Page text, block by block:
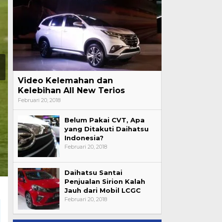
Video Kelemahan dan
Kelebihan All New Terios
Februari 20, 2018
Belum Pakai CVT, Apa
yang Ditakuti Daihatsu
Indonesia?
Februari 20, 2018
Daihatsu Santai
Penjualan Sirion Kalah
Jauh dari Mobil LCGC
Februari 20, 2018